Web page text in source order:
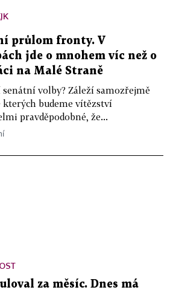
průlom fronty. V
jde o mnohem víc než o
na Malé Straně
volby? Záleží samozřejmě
budeme vítězství
pravděpodobné, že...
za měsíc. Dnes má